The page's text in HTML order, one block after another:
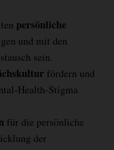
persönliche
und mit den
sein.
fördern und
Health-Stigma
für die persönliche
der